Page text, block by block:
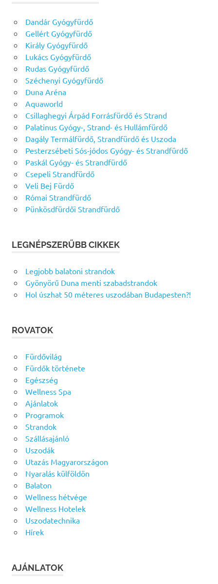
Dandár Gyógyfürdő
Gellért Gyógyfürdő
Király Gyógyfürdő
Lukács Gyógyfürdő
Rudas Gyógyfürdő
Széchenyi Gyógyfürdő
Duna Aréna
Aquaworld
Csillaghegyi Árpád Forrásfürdő és Strand
Palatinus Gyógy-, Strand- és Hullámfürdő
Dagály Termálfürdő, Strandfürdő és Uszoda
Pesterzsébeti Sós-jódos Gyógy- és Strandfürdő
Paskál Gyógy- és Strandfürdő
Csepeli Strandfürdő
Veli Bej Fürdő
Római Strandfürdő
Pünkösdfürdői Strandfürdő
LEGNÉPSZERŰBB CIKKEK
Legjobb balatoni strandok
Gyönyörű Duna menti szabadstrandok
Hol úszhat 50 méteres uszodában Budapesten?!
ROVATOK
Fürdővilág
Fürdők története
Egészség
Wellness Spa
Ajánlatok
Programok
Strandok
Szállásajánló
Uszodák
Utazás Magyarországon
Nyaralás külföldön
Balaton
Wellness hétvége
Wellness Hotelek
Uszodatechnika
Hírek
AJÁNLATOK